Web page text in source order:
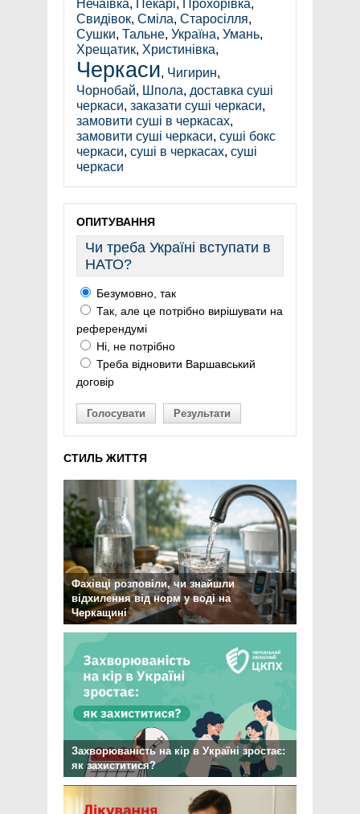
Нечаївка, Пекарі, Прохорівка,
Свидівок, Сміла, Старосілля,
Сушки, Тальне, Україна, Умань,
Хрещатик, Христинівка,
Черкаси, Чигирин,
Чорнобай, Шпола, доставка суші
черкаси, заказати суші черкаси,
замовити суші в черкасах,
замовити суші черкаси, суші бокс
черкаси, суші в черкасах, суші
черкаси
ОПИТУВАННЯ
Чи треба Україні вступати в
НАТО?
Безумовно, так
Так, але це потрібно вирішувати на
референдумі
Ні, не потрібно
Треба відновити Варшавський
договір
Голосувати Результати
СТИЛЬ ЖИТТЯ
Фахівці розповіли, чи знайшли
відхилення від норм у воді на
Черкащині
Захворюваність на кір в Україні зростає:
як захиститися?